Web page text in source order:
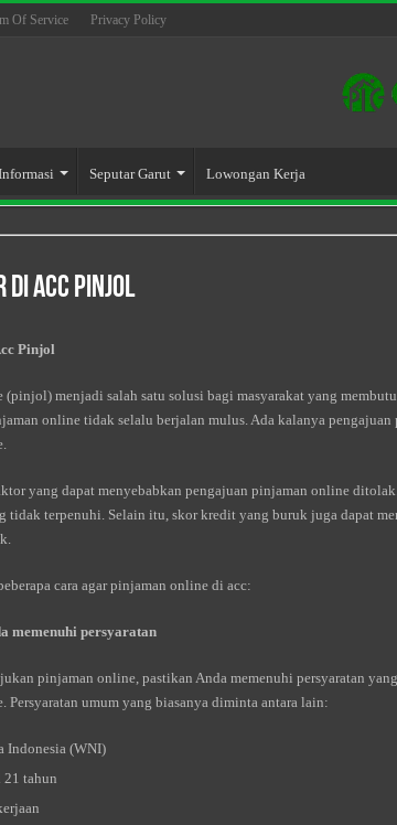
Of Service Privacy Policy
Seputar Garut Lowongan Kerja
Di Acc Pinjol
Pinjol
menjadi salah satu solusi bagi masyarakat yang
online tidak selalu berjalan mulus. Ada kalanya
yang dapat menyebabkan pengajuan pinjaman online
tidak terpenuhi. Selain itu, skor kredit yang buruk juga dapat
cara agar pinjaman online di acc:
memenuhi persyaratan
pinjaman online, pastikan Anda memenuhi persyaratan
Persyaratan umum yang biasanya diminta antara lain:
Indonesia (WNI)
tahun